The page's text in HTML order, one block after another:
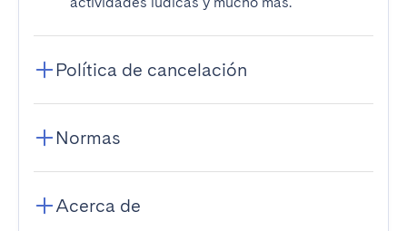
Política de cancelación
Normas
Acerca de